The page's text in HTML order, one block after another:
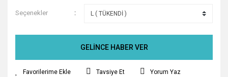
Seçenekler
GELİNCE HABER VER
Tavsiye Et Yorum Yaz